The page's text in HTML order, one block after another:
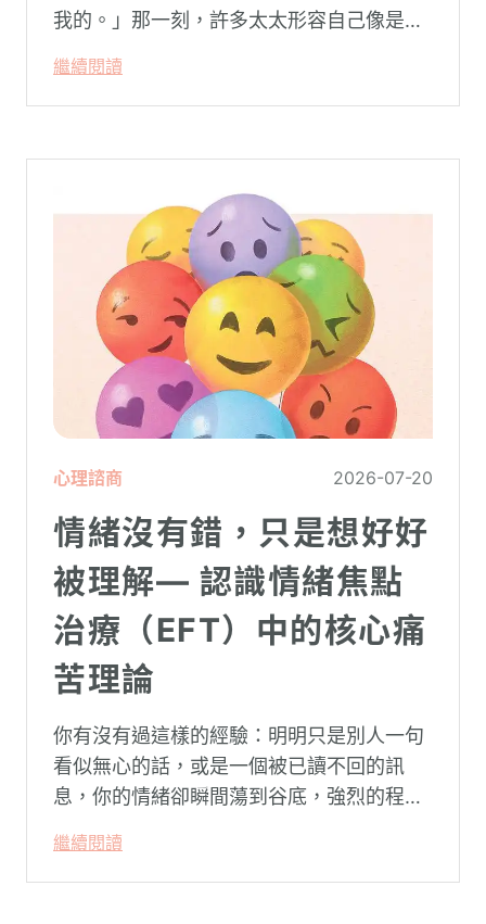
我的。」那一刻，許多太太形容自己像是踩
陌生。
繼續閱讀
心理諮商 2026-07-20
情緒沒有錯，只是想好好
被理解— 認識情緒焦點
治療（EFT）中的核心痛
苦理論
你有沒有過這樣的經驗：明明只是別人一句
看似無心的話，或是一個被已讀不回的訊
息，你的情緒卻瞬間蕩到谷底，強烈的程度
怪：「事情真的有這麼嚴重嗎？」
繼續閱讀